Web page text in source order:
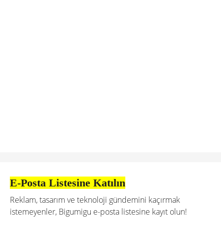
E-Posta Listesine Katılın
Reklam, tasarım ve teknoloji gündemini kaçırmak
istemeyenler, Bigumigu e-posta listesine kayıt olun!